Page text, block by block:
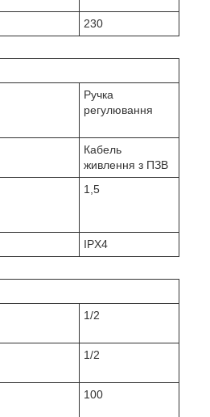
230
Ручка
регулювання
Кабель
живлення з ПЗВ
1,5
IPX4
1/2
1/2
100